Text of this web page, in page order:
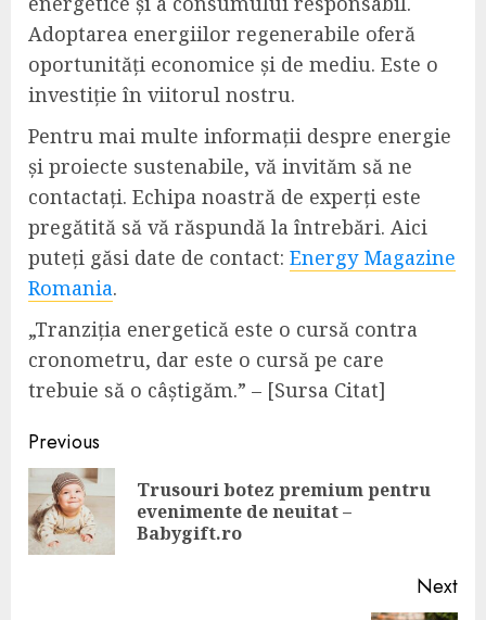
Adoptarea energiilor regenerabile oferă
oportunități economice și de mediu. Este o
investiție în viitorul nostru.
Pentru mai multe informații despre energie
și proiecte sustenabile, vă invităm să ne
contactați. Echipa noastră de experți este
pregătită să vă răspundă la întrebări. Aici
puteți găsi date de contact: Energy Magazine
Romania.
„Tranziția energetică este o cursă contra
cronometru, dar este o cursă pe care
trebuie să o câștigăm.” – [Sursa Citat]
Post
navigation
Previous
Trusouri botez premium pentru
evenimente de neuitat –
Babygift.ro
Next